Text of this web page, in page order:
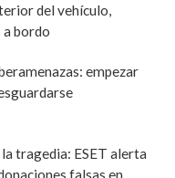
del vehículo,
a bordo
empezar
tragedia: ESET alerta
falsas en